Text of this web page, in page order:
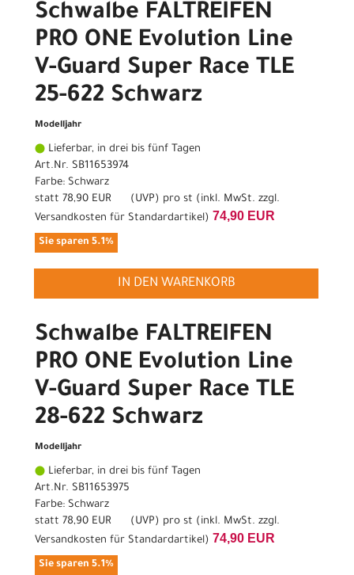
Schwalbe FALTREIFEN
PRO ONE Evolution Line
V-Guard Super Race TLE
25-622 Schwarz
Modelljahr
Lieferbar, in drei bis fünf Tagen
Art.Nr. SB11653974
Farbe: Schwarz
statt 78,90 EUR ( UVP) pro st (inkl. MwSt. zzgl.
Versandkosten für Standardartikel) 74,90 EUR
Sie sparen 5.1%
IN DEN WARENKORB
Schwalbe FALTREIFEN
PRO ONE Evolution Line
V-Guard Super Race TLE
28-622 Schwarz
Modelljahr
Lieferbar, in drei bis fünf Tagen
Art.Nr. SB11653975
Farbe: Schwarz
statt 78,90 EUR ( UVP) pro st (inkl. MwSt. zzgl.
Versandkosten für Standardartikel) 74,90 EUR
Sie sparen 5.1%